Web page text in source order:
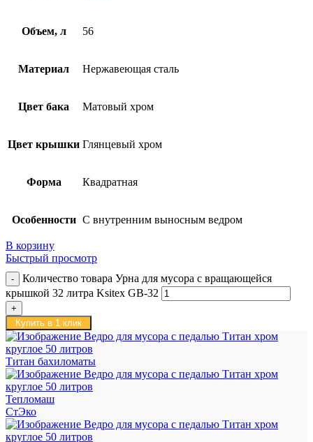
Объем, л 56
Материал Нержавеющая сталь
Цвет бака Матовый хром
Цвет крышки Глянцевый хром
Форма Квадратная
Особенности С внутренним выносным ведром
В корзину
Быстрый просмотр
Количество товара Урна для мусора с вращающейся
крышкой 32 литра Ksitex GB-32
Купить в 1 клик
Титан бахиломаты
Тепломаш
СтЭко